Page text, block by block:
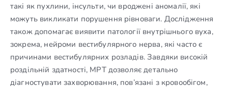
такі як пухлини, інсульти, чи вроджені аномалії, які
можуть викликати порушення рівноваги. Дослідження
також допомагає виявити патології внутрішнього вуха,
зокрема, нейроми вестибулярного нерва, які часто є
причинами вестибулярних розладів. Завдяки високій
роздільній здатності, МРТ дозволяє детально
діагностувати захворювання, пов’язані з кровообігом,